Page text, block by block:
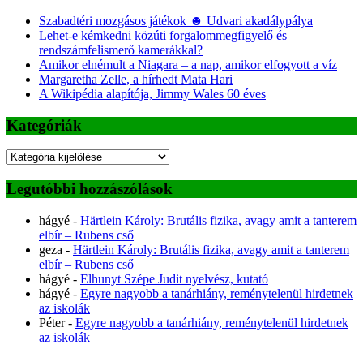
Szabadtéri mozgásos játékok ☻ Udvari akadálypálya
Lehet-e kémkedni közúti forgalommegfigyelő és
rendszámfelismerő kamerákkal?
Amikor elnémult a Niagara – a nap, amikor elfogyott a víz
Margaretha Zelle, a hírhedt Mata Hari
A Wikipédia alapítója, Jimmy Wales 60 éves
Kategóriák
Kategóriák
Legutóbbi hozzászólások
hágyé - Härtlein Károly: Brutális fizika, avagy amit a tanterem
elbír – Rubens cső
geza - Härtlein Károly: Brutális fizika, avagy amit a tanterem
elbír – Rubens cső
hágyé - Elhunyt Szépe Judit nyelvész, kutató
hágyé - Egyre nagyobb a tanárhiány, reménytelenül hirdetnek
az iskolák
Péter- Egyre nagyobb a tanárhiány, reménytelenül hirdetnek
az iskolák